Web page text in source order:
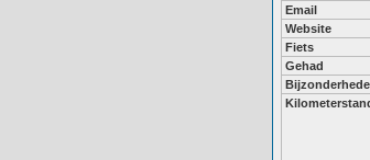
Email
Website
Fiets
Gehad